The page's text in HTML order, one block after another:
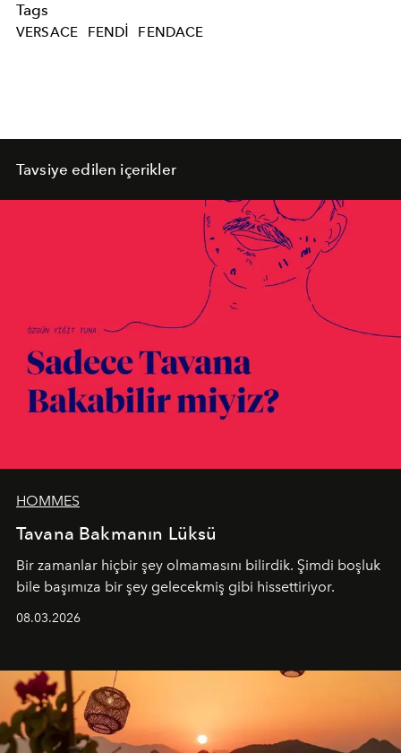
Tags
VERSACE FENDI FENDACE
Tavsiye edilen içerikler
HOMMES
Tavana Bakmanın Lüksü
Bir zamanlar hiçbir şey olmamasını bilirdik. Şimdi boşluk
bile başımıza bir şey gelecekmiş gibi hissettiriyor.
08.03.2026